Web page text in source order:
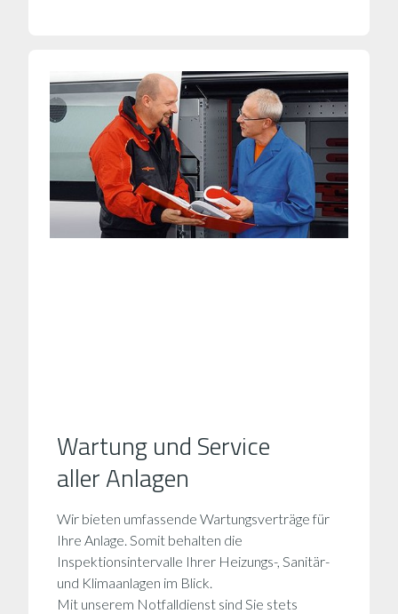
Wartung und Service
aller Anlagen
Wir bieten umfassende Wartungsverträge für
Ihre Anlage. Somit behalten die
Inspektionsintervalle Ihrer Heizungs-, Sanitär-
und Klimaanlagen im Blick.
Mit unserem Notfalldienst sind Sie stets